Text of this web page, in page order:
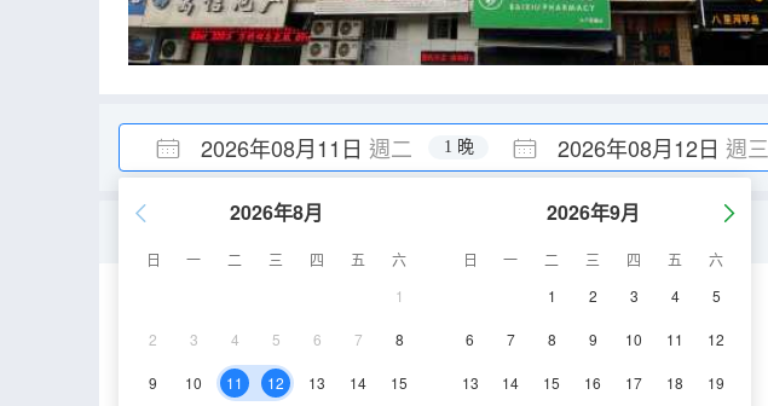
2026年08月11日 週二 2026年08月12日 週三
1 晚
2026年8月
日 一 二 三 四 五
六
1
2 3 4 5 6 7 8
9 10 11 12 13 14 15
2026年9月
日 一 二 三 四 五
六
1
2 3 4 5
6 7 8 9 10 11 12
13 14 15 16 17 18 19
電視機